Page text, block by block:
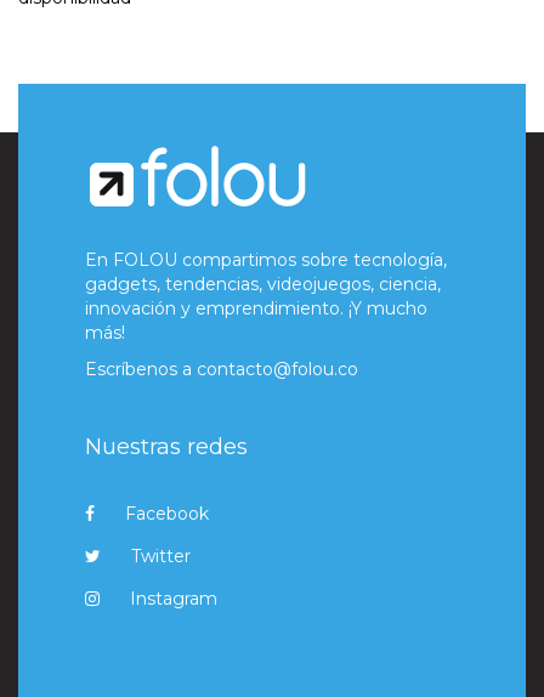
En FOLOU compartimos sobre tecnología,
gadgets, tendencias, videojuegos, ciencia,
innovación y emprendimiento. ¡Y mucho
más!
Escríbenos a contacto@folou.co
Nuestras redes
Facebook
Twitter
Instagram